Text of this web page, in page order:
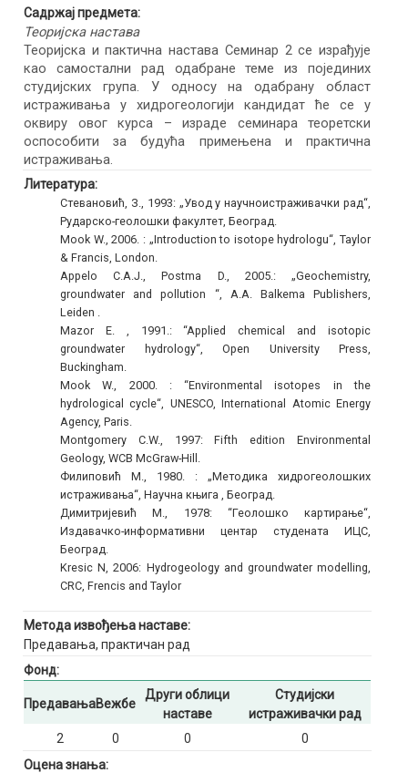
Садржај предмета:
Теоријска настава
Теоријска и пактична настава Семинар 2 се израђује
као самостални рад одабране теме из појединих
студијских група. У односу на одабрану област
истраживања у хидрогеологији кандидат ће се у
оквиру овог курса – израде семинара теоретски
оспособити за будућа примењена и практична
истраживања.
Литература:
Стевановић, З., 1993: „Увод у научноистраживачки рад“,
Рударско-геолошки факултет, Београд.
Mook W., 2006. : „Introduction to isotope hydrologu“, Taylor
& Francis, London.
Appelo C.A.J., Postma D., 2005.: „Geochemistry,
groundwater and pollution “, A.A. Balkema Publishers,
Leiden .
Mazor E. , 1991.: “Applied chemical and isotopic
groundwater hydrology“, Open University Press,
Buckingham.
Mook W., 2000. : “Environmental isotopes in the
hydrological cycle“, UNESCO, International Atomic Energy
Agency, Paris.
Montgomery C.W., 1997: Fifth edition Environmental
Geology, WCB McGraw-Hill.
Филиповић М., 1980. : „Методика хидрогеолошких
истраживања“, Научна књига , Београд.
Димитријевић М., 1978: “Геолошко картирање“,
Издавачко-информативни центар студената ИЦС,
Београд.
Kresic N, 2006: Hydrogeology and groundwater modelling,
CRC, Frencis and Taylor
Метода извођења наставе:
Предавања, практичан рад
Фонд:
ПредавањаВежбе
Други облици
наставе
Студијски
истраживачки рад
2
0 0
0
Оцена знања: